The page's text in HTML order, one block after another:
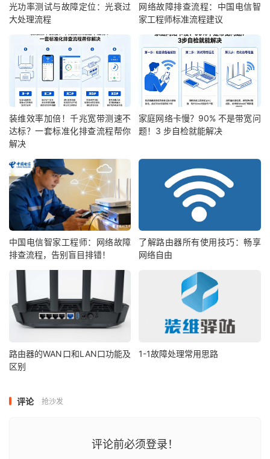
光功率测试与故障定位：光衰过
大处理流程
网络故障排查流程：中国电信智
家工程师标准流程建议
装维效率加倍！千兆宽带测速不
达标？一套标准化排查流程帮你
解决
家庭网络卡慢？90% 不是带宽问
题！3 步自检就能解决
中国电信智家工程师：网络故障
排查流程，告别盲目排错！
了解路由器所有使用技巧：畅享
网络自由
路由器的WAN口和LAN口功能及
区别
1-1故障处理常用思路
评论 抢沙发
评论前必须登录！